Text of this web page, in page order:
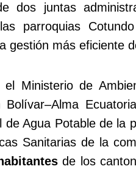
dos juntas
parroquias
gestión más eficiente
el Ministerio de
Bolívar–Alma
de Agua Potable de la
Sanitarias de la
de los